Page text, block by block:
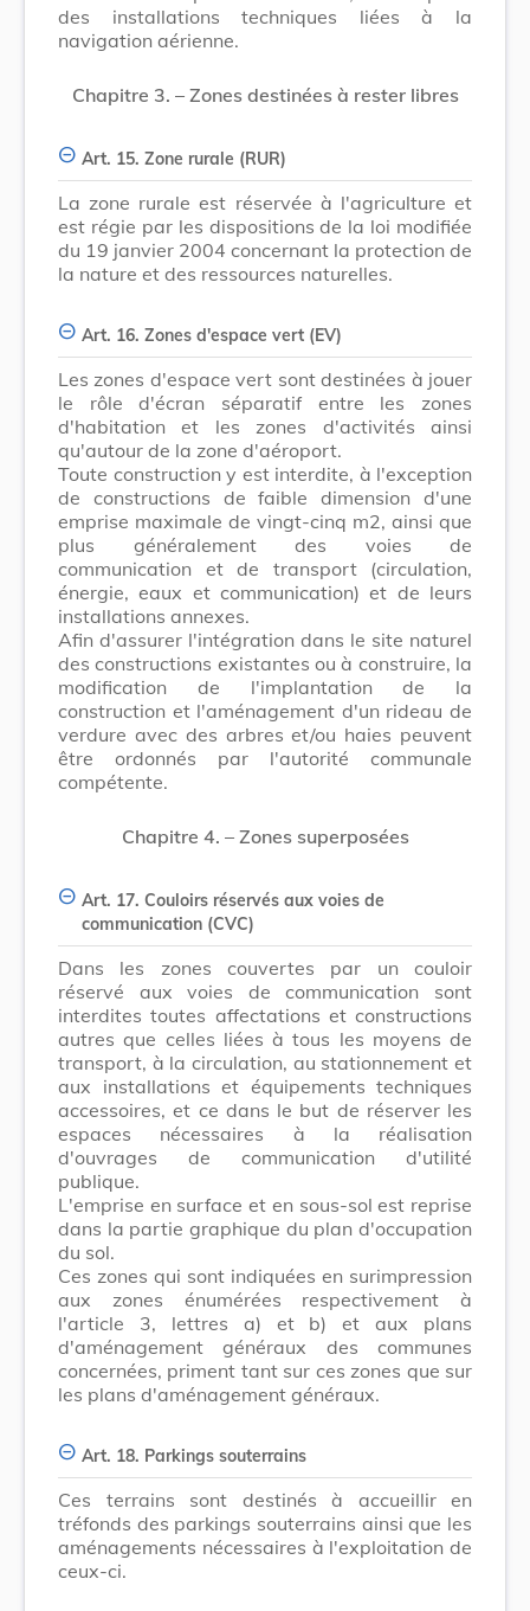
des installations techniques liées à la
navigation aérienne.
Chapitre 3. – Zones destinées à rester libres
Art. 15. Zone rurale (RUR)
La zone rurale est réservée à l'agriculture et
est régie par les dispositions de la loi modifiée
du 19 janvier 2004 concernant la protection de
la nature et des ressources naturelles.
Art. 16. Zones d'espace vert (EV)
Les zones d'espace vert sont destinées à jouer
le rôle d'écran séparatif entre les zones
d'habitation et les zones d'activités ainsi
qu'autour de la zone d'aéroport.
Toute construction y est interdite, à l'exception
de constructions de faible dimension d'une
emprise maximale de vingt-cinq m2, ainsi que
plus généralement des voies de
communication et de transport (circulation,
énergie, eaux et communication) et de leurs
installations annexes.
Afin d'assurer l'intégration dans le site naturel
des constructions existantes ou à construire, la
modification de l'implantation de la
construction et l'aménagement d'un rideau de
verdure avec des arbres et/ou haies peuvent
être ordonnés par l'autorité communale
compétente.
Chapitre 4. – Zones superposées
Art. 17. Couloirs réservés aux voies de
communication (CVC)
Dans les zones couvertes par un couloir
réservé aux voies de communication sont
interdites toutes affectations et constructions
autres que celles liées à tous les moyens de
transport, à la circulation, au stationnement et
aux installations et équipements techniques
accessoires, et ce dans le but de réserver les
espaces nécessaires à la réalisation
d'ouvrages de communication d'utilité
publique.
L'emprise en surface et en sous-sol est reprise
dans la partie graphique du plan d'occupation
du sol.
Ces zones qui sont indiquées en surimpression
aux zones énumérées respectivement à
l'article 3, lettres a) et b) et aux plans
d'aménagement généraux des communes
concernées, priment tant sur ces zones que sur
les plans d'aménagement généraux.
Art. 18. Parkings souterrains
Ces terrains sont destinés à accueillir en
tréfonds des parkings souterrains ainsi que les
aménagements nécessaires à l'exploitation de
ceux-ci.